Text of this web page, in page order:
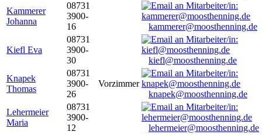
Kammerer
Johanna
08731
3900-
16
kammerer@moosthenning.de
Kiefl Eva
08731
3900-
30
kiefl@moosthenning.de
Knapek
Thomas
08731
3900-
26
Vorzimmer
knapek@moosthenning.de
Lehermeier
Maria
08731
3900-
12
lehermeier@moosthenning.de